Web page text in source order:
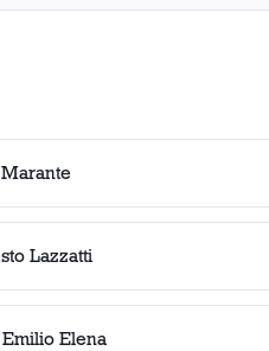
Lazzatti
Emilio Elena